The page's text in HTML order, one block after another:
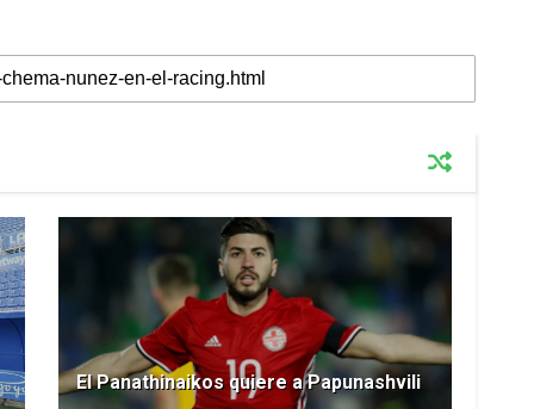
El Panathinaikos quiere a Papunashvili